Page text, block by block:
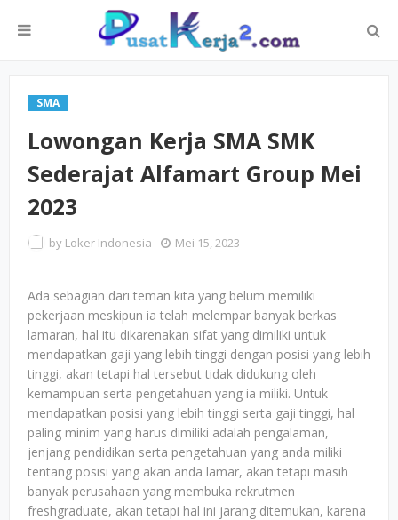
SMA
Lowongan Kerja SMA SMK
Sederajat Alfamart Group Mei
2023
by Loker Indonesia Mei 15, 2023
Ada sebagian dari teman kita yang belum memiliki
pekerjaan meskipun ia telah melempar banyak berkas
lamaran, hal itu dikarenakan sifat yang dimiliki untuk
mendapatkan gaji yang lebih tinggi dengan posisi yang lebih
tinggi, akan tetapi hal tersebut tidak didukung oleh
kemampuan serta pengetahuan yang ia miliki. Untuk
mendapatkan posisi yang lebih tinggi serta gaji tinggi, hal
paling minim yang harus dimiliki adalah pengalaman,
jenjang pendidikan serta pengetahuan yang anda miliki
tentang posisi yang akan anda lamar, akan tetapi masih
banyak perusahaan yang membuka rekrutmen
freshgraduate, akan tetapi hal ini jarang ditemukan, karena